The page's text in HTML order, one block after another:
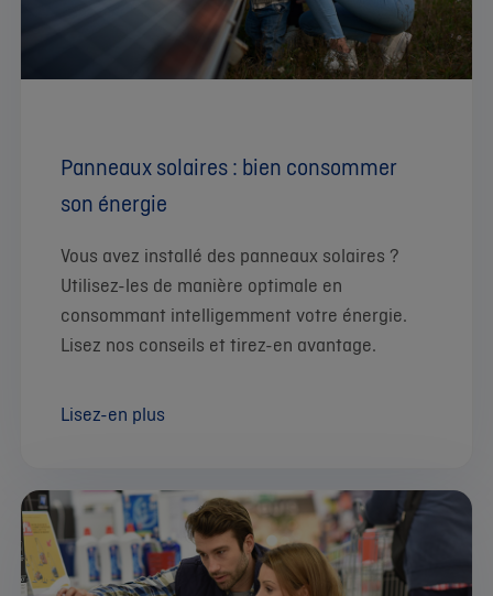
Panneaux solaires : bien consommer
son énergie
Vous avez installé des panneaux solaires ?
Utilisez-les de manière optimale en
consommant intelligemment votre énergie.
Lisez nos conseils et tirez-en avantage.
Lisez-en plus